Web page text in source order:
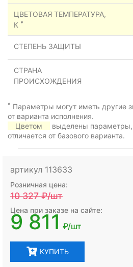
ЦВЕТОВАЯ ТЕМПЕРАТУРА,
К *
СТЕПЕНЬ ЗАЩИТЫ
СТРАНА
ПРОИСХОЖДЕНИЯ
* Параметры могут иметь другие
от варианта исполнения.
Цветом
выделены параметры,
отличается от базового варианта.
артикул 113633
Розничная цена:
10 327₽/шт
Цена при заказе на сайте:
9 811 ₽/шт
КУПИТЬ